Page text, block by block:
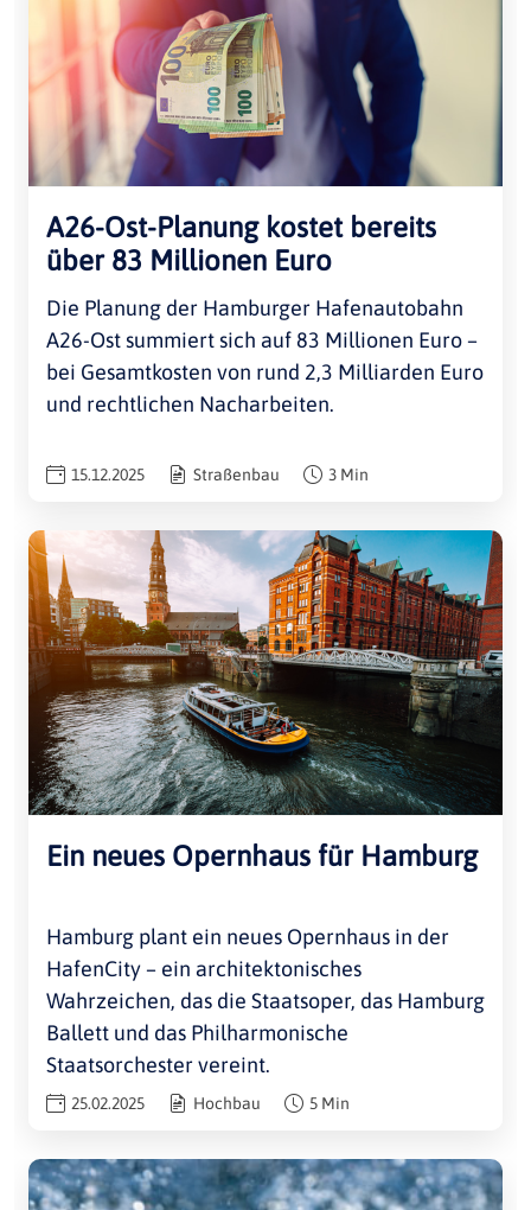
A26-Ost-Planung kostet bereits
über 83 Millionen Euro
Die Planung der Hamburger Hafenautobahn
A26-Ost summiert sich auf 83 Millionen Euro –
bei Gesamtkosten von rund 2,3 Milliarden Euro
und rechtlichen Nacharbeiten.
15.12.2025 Straßenbau 3 Min
Ein neues Opernhaus für Hamburg
Hamburg plant ein neues Opernhaus in der
HafenCity – ein architektonisches
Wahrzeichen, das die Staatsoper, das Hamburg
Ballett und das Philharmonische
Staatsorchester vereint.
25.02.2025 Hochbau 5 Min